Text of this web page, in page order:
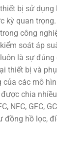
bị sử dụng
kỳ quan
công
soát áp
là sự
thiết bị và
của các mô
chia
NFC, GFC,
đồng hồ lọc,